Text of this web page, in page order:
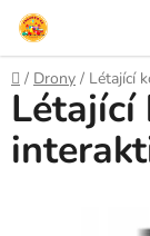
Přejít
obsah
Domů
/ Drony / Létající
Létající